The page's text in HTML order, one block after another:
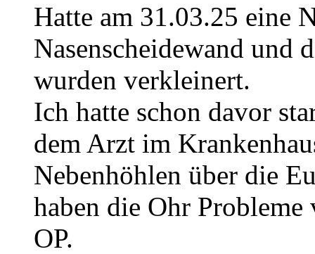
Hatte am 31.03.25 eine
Nasenscheidewand und
wurden verkleinert.
Ich hatte schon davor
dem Arzt im
Nebenhöhlen über die
haben die Ohr Probleme
OP.